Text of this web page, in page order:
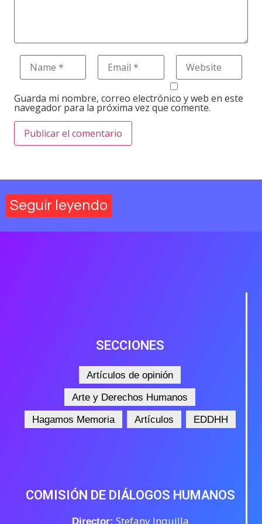
Guarda mi nombre, correo electrónico y web en este
navegador para la próxima vez que comente.
Seguir leyendo
SECCIONES
Artículos de opinión
Arte y Derechos Humanos
Hagamos Memoria
Artículos EDDHH
COMISIÓN DE DIÁLOGOS HUMANOS
Director: Stefany Inquilla